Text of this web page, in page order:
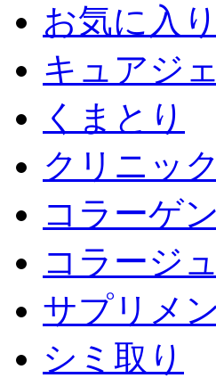
お気に入
キュアジ
くまとり
クリニッ
コラーゲ
コラージュ
サプリメ
シミ取り